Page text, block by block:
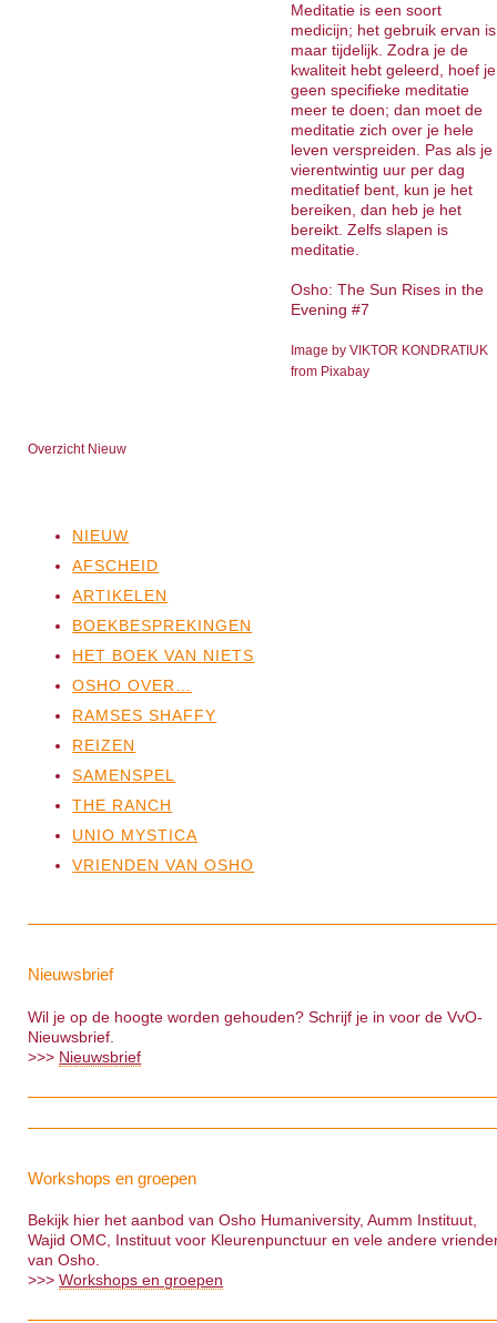
Meditatie is een soort
medicijn; het gebruik ervan is
maar tijdelijk. Zodra je de
kwaliteit hebt geleerd, hoef je
geen specifieke meditatie
meer te doen; dan moet de
meditatie zich over je hele
leven verspreiden. Pas als je
vierentwintig uur per dag
meditatief bent, kun je het
bereiken, dan heb je het
bereikt. Zelfs slapen is
meditatie.
Osho: The Sun Rises in the
Evening #7
Image by VIKTOR KONDRATIUK
from Pixabay
Overzicht Nieuw
NIEUW
AFSCHEID
ARTIKELEN
BOEKBESPREKINGEN
HET BOEK VAN NIETS
OSHO OVER…
RAMSES SHAFFY
REIZEN
SAMENSPEL
THE RANCH
UNIO MYSTICA
VRIENDEN VAN OSHO
Nieuwsbrief
Wil je op de hoogte worden gehouden? Schrijf je in voor de VvO-
Nieuwsbrief.
>>> Nieuwsbrief
Workshops en groepen
Bekijk hier het aanbod van Osho Humaniversity, Aumm Instituut,
Wajid OMC, Instituut voor Kleurenpunctuur en vele andere
van Osho.
>>>Workshops en groepen